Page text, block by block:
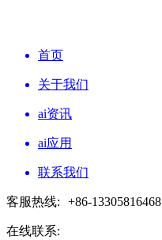
首页
关于我们
ai资讯
ai应用
联系我们
客服热线: +86-13305816468
在线联系: